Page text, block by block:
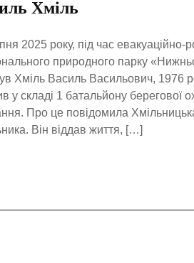
Хміль
2025 року, під час евакуаційно-
природного парку
Хміль Василь Васильович,
у складі 1 батальйону берегової
Про це повідомила
Він віддав життя, […]